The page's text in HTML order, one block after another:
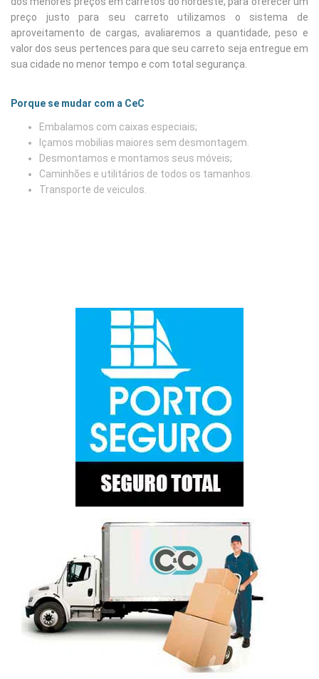
preço justo para seu carreto utilizamos o sistema de
aproveitamento de cargas, avaliaremos a quantidade, peso e
valor dos seus pertences para que seu carreto seja entregue em
sua cidade no menor tempo e com total segurança.
Porque se mudar com a CeC
Embalamos com caixas especiais;
Içamos mobilias maiores sem desmontagem.
Desmontamos e montamos seus móveis;
Caminhões e utilitários de todos os tamanhos.
Transporte de veiculos.